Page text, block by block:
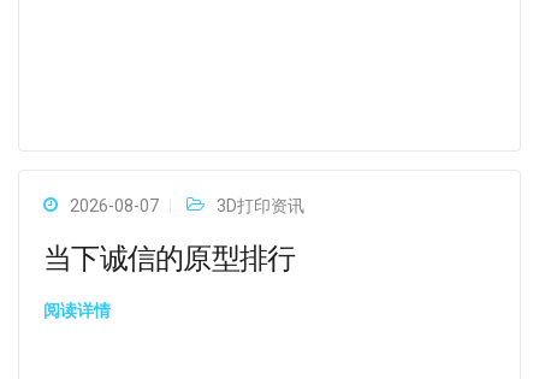
2026-08-07 3D打印资讯
当下诚信的原型排行
阅读详情